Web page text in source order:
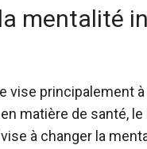
mentalité
vise principalement
matière de santé, le
à changer la